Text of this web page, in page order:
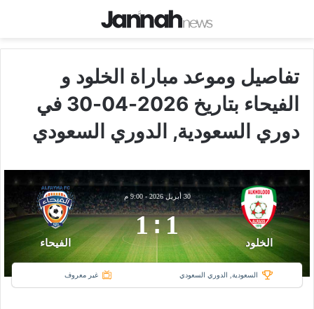
تفاصيل وموعد مباراة الخلود و
الفيحاء بتاريخ 2026-04-30 في
دوري السعودية, الدوري السعودي
الخلود
30 أبريل 2026 -9:00 م
1
:
1
الفيحاء
السعودية, الدوري السعودي غير معروف